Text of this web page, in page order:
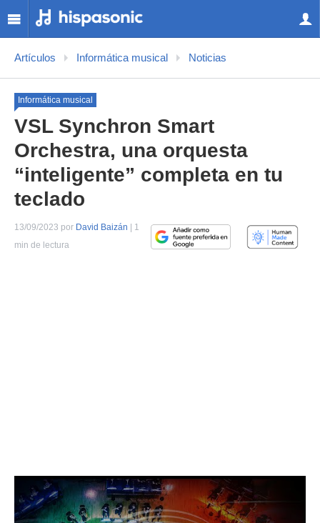
Artículos Informática musical Noticias
Informática musical
VSL Synchron Smart
Orchestra, una orquesta
“inteligente” completa en tu
teclado
13/09/2023 por David Baizán | 1
min de lectura